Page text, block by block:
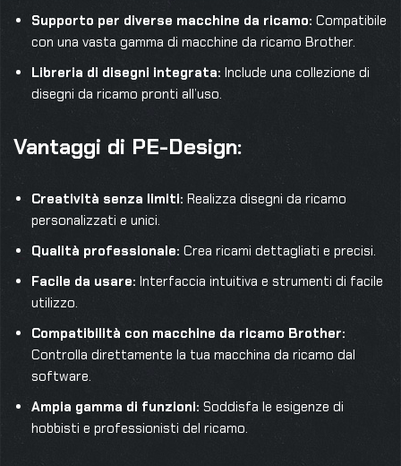
Supporto per diverse macchine da ricamo: Compatibile
con una vasta gamma di macchine da ricamo Brother.
Libreria di disegni integrata: Include una collezione di
disegni da ricamo pronti all’uso.
Vantaggi di PE-Design:
Creatività senza limiti: Realizza disegni da ricamo
personalizzati e unici.
Qualità professionale: Crea ricami dettagliati e precisi.
Facile da usare: Interfaccia intuitiva e strumenti di facile
utilizzo.
Compatibilità con macchine da ricamo Brother:
Controlla direttamente la tua macchina da ricamo dal
software.
Ampia gamma di funzioni: Soddisfa le esigenze di
hobbisti e professionisti del ricamo.